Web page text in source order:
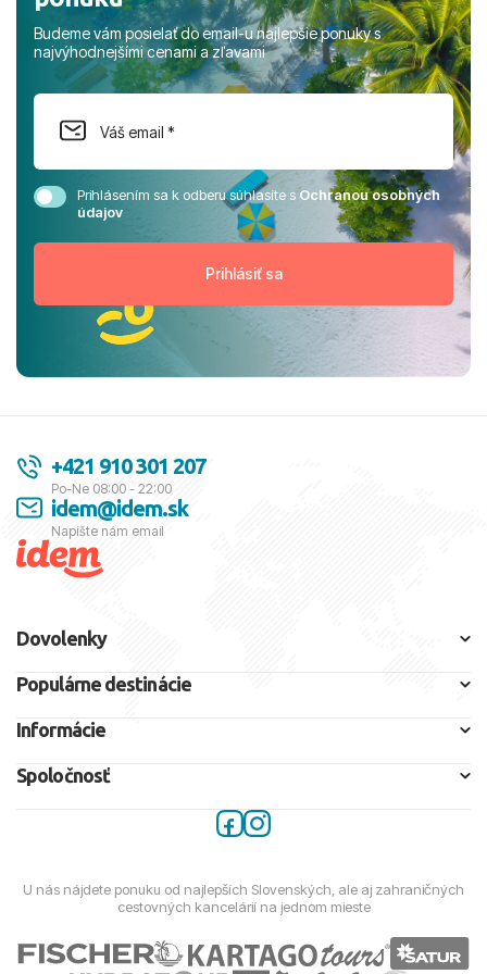
Budeme vám posielať do email-u najlepšie ponuky s
najvýhodnejšími cenami a zľavami
Prihlásením sa k odberu súhlasíte sOchranou osobných
údajov
+421 910 301 207
Po-Ne 08:00 - 22:00
idem@idem.sk
Napíšte nám email
Dovolenky
Populárne destinácie
Informácie
Spoločnosť
U nás nájdete ponuku od najlepších Slovenských, ale aj zahraničných
cestovných kancelárií na jednom mieste